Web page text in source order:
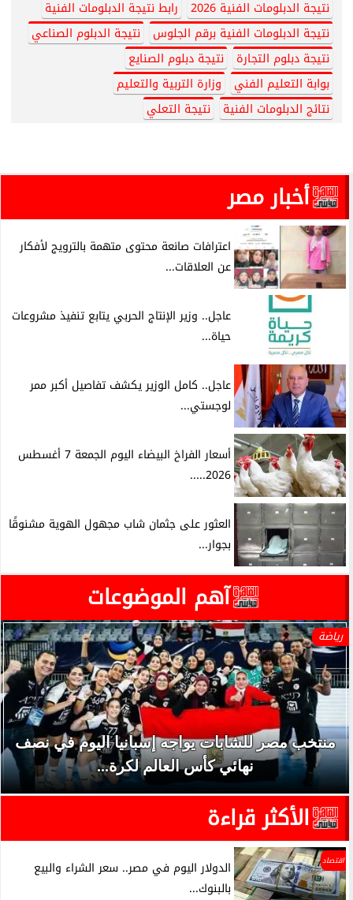
نتيجة الدبلومات الفنية 2026
رابط نتيجة الدبلومات الفنية
نتيجة الدبلومات الفنية برقم الجلوس
نتيجة الدبلوم الصناعي
نتيجة دبلوم التجارة
نتيجة دبلوم الصنايع
بوابة التعليم الفني
وزارة التربية والتعليم
نتائج الدبلومات الفنية
نتيجة التعلي
أخبار مصر
اعترافات صانعة محتوى متهمة بالترويج لأفكار
عن العلاقات...
عاجل.. وزير الإنتاج الحربي يتابع تنفيذ مشروعات
حياة...
عاجل.. كامل الوزير يكشف تفاصيل أكبر ممر
لوجستي...
أسعار الفراخ البيضاء اليوم الجمعة 7 أغسطس
2026.....
العثور على جثمان شاب مجهول الهوية مشنوقًا
بجوار...
آهم الموضوعات
رياضة
منتخب مصر للشابات يواجه إسبانيا اليوم في نصف
نهائي كأس العالم لكرة...
الأكثر قراءة
اقتصاد
الدولار اليوم في مصر.. سعر الشراء والبيع
بالبنوك...